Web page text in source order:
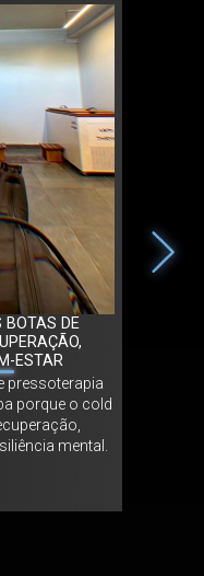
BOTAS DE
ESTAR
pressoterapia
porque o cold
mental.